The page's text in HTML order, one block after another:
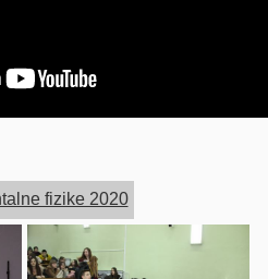
fizike 2020